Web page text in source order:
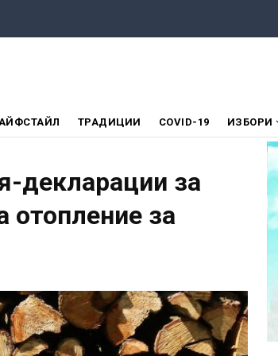
ТРАДИЦИИ COVID-19 ИЗБОРИ
декларации за
отопление за